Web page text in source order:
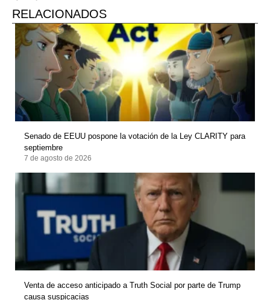
RELACIONADOS
Senado de EEUU pospone la votación de la Ley CLARITY para
septiembre
7 de agosto de 2026
Venta de acceso anticipado a Truth Social por parte de Trump
causa suspicacias